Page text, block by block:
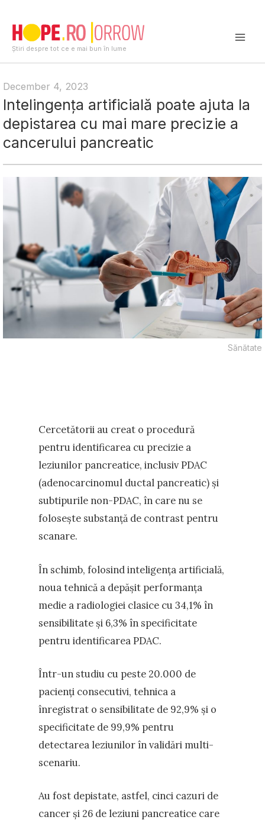
content
Știri despre tot ce e mai bun în lume
December 4, 2023
Intelingența artificială poate ajuta la
depistarea cu mai mare precizie a
cancerului pancreatic
Sănătate
Cercetătorii au creat o procedură
pentru identificarea cu precizie a
leziunilor pancreatice, inclusiv PDAC
(adenocarcinomul ductal pancreatic) și
subtipurile non-PDAC, în care nu se
folosește substanță de contrast pentru
scanare.
În schimb, folosind inteligența artificială,
noua tehnică a depășit performanța
medie a radiologiei clasice cu 34,1% în
sensibilitate și 6,3% în specificitate
pentru identificarea PDAC.
Într-un studiu cu peste 20.000 de
pacienți consecutivi, tehnica a
înregistrat o sensibilitate de 92,9% și o
specificitate de 99,9% pentru
detectarea leziunilor în validări multi-
scenariu.
Au fost depistate, astfel, cinci cazuri de
cancer și 26 de leziuni pancreatice care